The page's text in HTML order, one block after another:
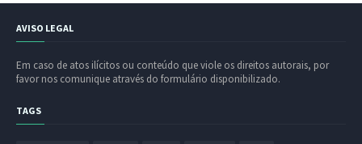
AVISO LEGAL
Em caso de atos ilícitos ou conteúdo que viole os direitos autorais, por
favor nos comunique através do formulário disponibilizado.
TAGS